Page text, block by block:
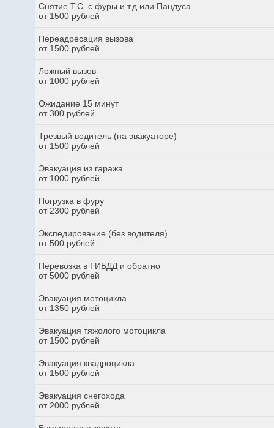
Снятие Т.С. с фуры и т.д или Пандуса
от 1500 рублей
Переадресация вызова
от 1500 рублей
Ложный вызов
от 1000 рублей
Ожидание 15 минут
от 300 рублей
Трезвый водитель (на эвакуаторе)
от 1500 рублей
Эвакуация из гаража
от 1000 рублей
Погрузка в фуру
от 2300 рублей
Экспедирование (без водителя)
от 500 рублей
Перевозка в ГИБДД и обратно
от 5000 рублей
Эвакуация мотоцикла
от 1350 рублей
Эвакуация тяжолого мотоцикла
от 1500 рублей
Эвакуация квадроцикла
от 1500 рублей
Эвакуация снегохода
от 2000 рублей